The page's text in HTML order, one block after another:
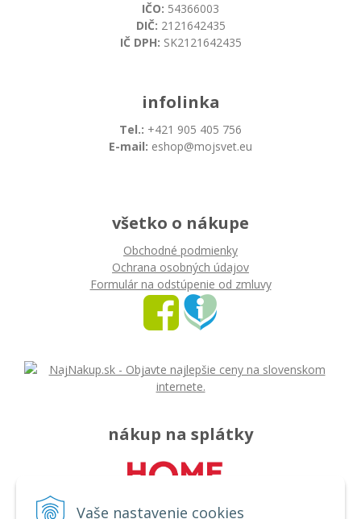
Vaše nastavenie cookies
IČO: 54366003
DIČ: 2121642435
IČ DPH: SK2121642435
infolinka
Tel.: +421 905 405 756
E-mail: eshop@mojsvet.eu
všetko o nákupe
Obchodné podmienky
Ochrana osobných údajov
Formulár na odstúpenie od zmluvy
nákup na splátky